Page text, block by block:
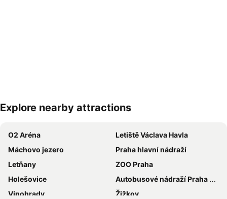
Explore nearby attractions
O2 Aréna
Letiště Václava Havla
Máchovo jezero
Praha hlavní nádraží
Letňany
ZOO Praha
Holešovice
Autobusové nádraží Praha Florenc
Vinohrady
Žižkov